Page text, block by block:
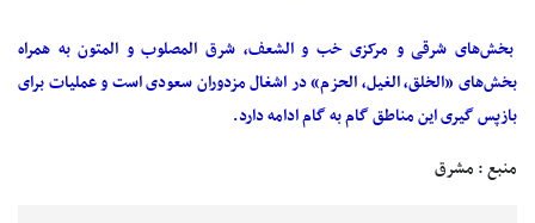
بخش‌های شرقی و مرکزی خب و الشعف، شرق المصلوب و المتون به همراه
بخش‌های «الخلق، الغیل، الحزم» در اشغال مزدوران سعودی است و عملیات برای
بازپس گیری این مناطق گام به گام ادامه دارد.
منبع : مشرق